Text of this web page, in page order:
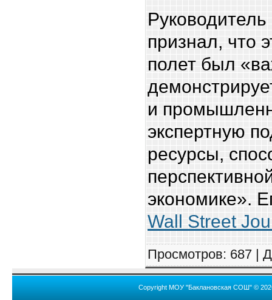
признал, что
полет был
и
экспертную
ресурсы,
экономике».
Wall Street
Просмотров: 687 |
Copyright МОУ "Баклановская СОШ" ©